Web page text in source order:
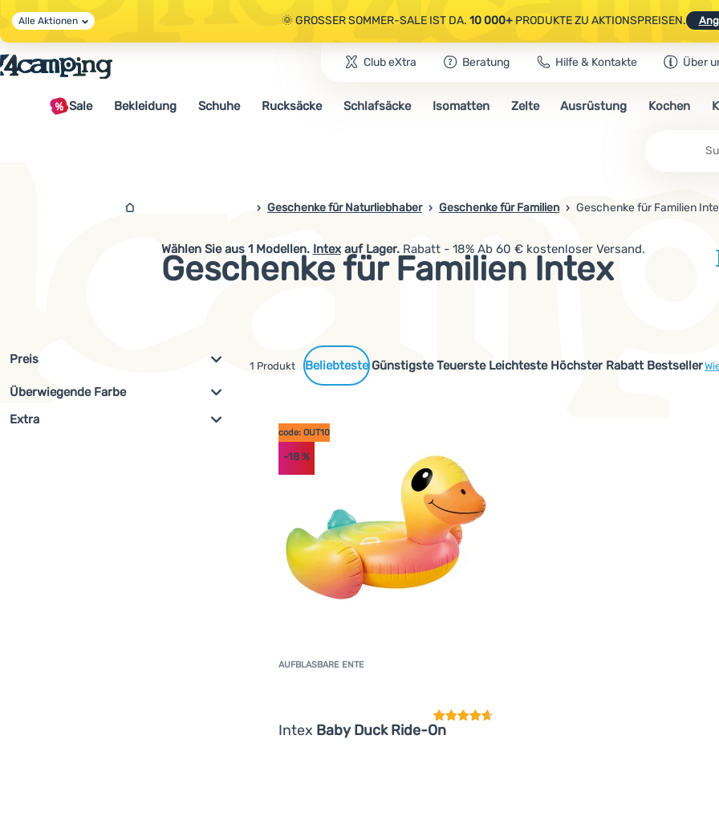
🌞 GROSSER SOMMER-SALE IST DA. 10 000+PRODUKTE ZU AKTIONSPREISEN.
🤫 - 10 % AUF AUSGEWÄHLTE CAMPING- & WANDERAUSRÜSTUNG.CODE OUT10
🌞 GROSSER SOMMER-SALE IST DA.10 000+PRODUKTE ZU AKTIONSPREISEN.
Alle Aktionen
Club eXtra Beratung Hilfe & Kontakte Über
Sale Bekleidung Schuhe Rucksäcke Schlafsäcke Isomatten Zelte Ausrüstung Kochen
4campingshop.de
Geschenke für Naturliebhaber Geschenke für Familien Geschenke für Familien
Geschenke für Familien Intex
Wählen Sie aus 1 Modellen. Intexauf Lager. Rabatt - 18% Ab 60 € kostenloser Versand.
Günstigste Teuerste Leichteste Höchster Rabatt Bestseller
Gefundene Produkte
1 Produkt
Filterung nach Parametern und Marken
Filterung anzeigen
Preis
€
Überwiegende Farbe
Extra
AUFBLASBARE ENTE
Intex Baby Duck Ride-On
code: OUT10
-18%